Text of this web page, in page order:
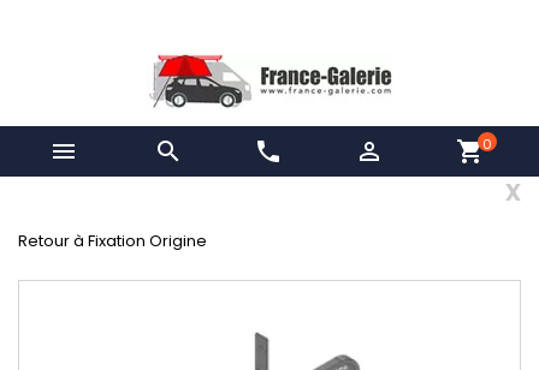
  phone  shopping_cart0
x
Retour à Fixation Origine